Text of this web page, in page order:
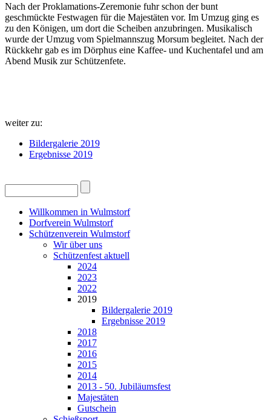
Nach der Proklamations-Zeremonie fuhr schon der bunt
geschmückte Festwagen für die Majestäten vor. Im Umzug ging es
zu den Königen, um dort die Scheiben anzubringen. Musikalisch
wurde der Umzug vom Spielmannszug Morsum begleitet. Nach der
Rückkehr gab es im Dörphus eine Kaffee- und Kuchentafel und am
Abend Musik zur Schützenfete.
weiter zu:
Bildergalerie 2019
Ergebnisse 2019
Willkommen in Wulmstorf
Dorfverein Wulmstorf
Schützenverein Wulmstorf
Wir über uns
Schützenfest aktuell
2024
2023
2022
2019
Bildergalerie 2019
Ergebnisse 2019
2018
2017
2016
2015
2014
2013 - 50. Jubiläumsfest
Majestäten
Gutschein